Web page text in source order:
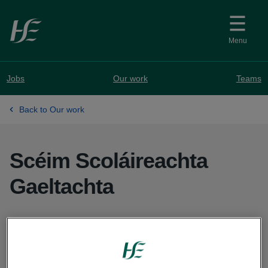
Skip to main content
Menu
Jobs Our work Teams
Back to Our work
Scéim Scoláireachta
Gaeltachta
Bhunaigh Feidhmeannacht na Seirbhíse Sláinte
(FSS) agus Údarás na Gaeltachta an Scéim